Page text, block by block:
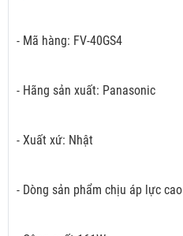
- Mã hàng: FV-40GS4
- Hãng sản xuất: Panasonic
- Xuất xứ: Nhật
- Dòng sản phẩm chịu áp lực cao